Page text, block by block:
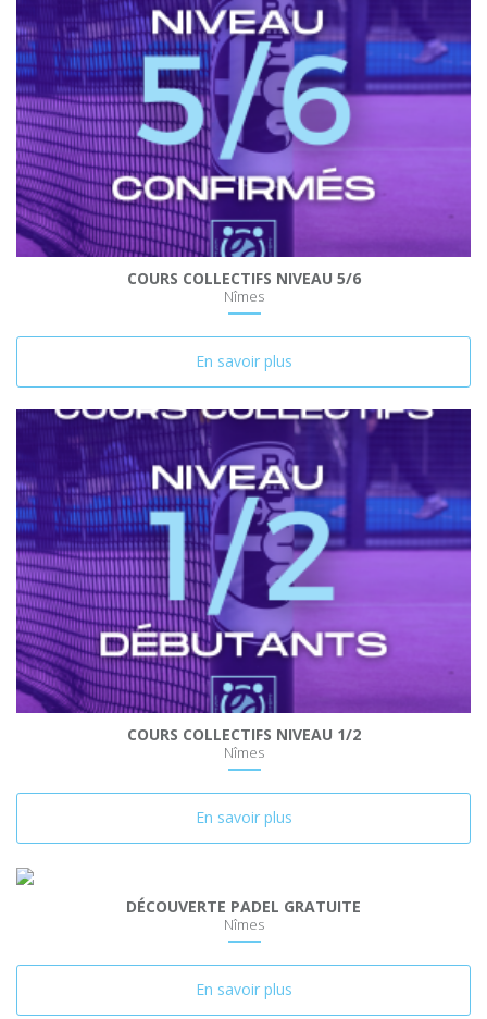
COURS COLLECTIFS NIVEAU 5/6
Nîmes
En savoir plus
COURS COLLECTIFS NIVEAU 1/2
Nîmes
En savoir plus
DÉCOUVERTE PADEL GRATUITE
Nîmes
En savoir plus